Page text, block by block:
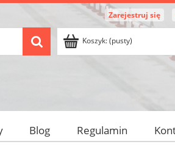
Zarejestruj się
Koszyk:(pusty)
Blog Regulamin